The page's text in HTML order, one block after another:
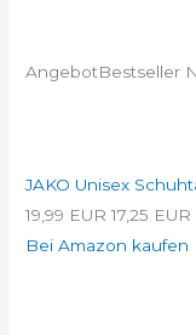
AngebotBestseller
JAKO Unisex
19,99 EUR 17,25 EUR
Bei Amazon kaufen